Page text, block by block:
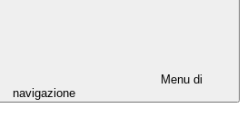
Menu di
navigazione